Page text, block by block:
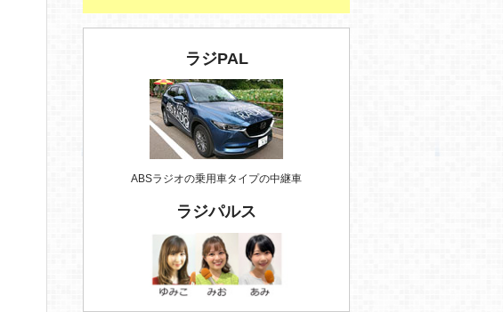
ラジPAL
ABSラジオの乗用車タイプの中継車
ラジパルス